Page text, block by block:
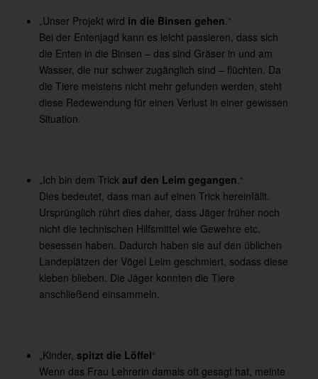
„Unser Projekt wird in die Binsen gehen.“
Bei der Entenjagd kann es leicht passieren, dass sich
die Enten in die Binsen – das sind Gräser in und am
Wasser, die nur schwer zugänglich sind – flüchten. Da
die Tiere meistens nicht mehr gefunden werden, steht
diese Redewendung für einen Verlust in einer gewissen
Situation.
„Ich bin dem Trick auf den Leim gegangen .“
Dies bedeutet, dass man auf einen Trick hereinfällt.
Ursprünglich rührt dies daher, dass Jäger früher noch
nicht die technischen Hilfsmittel wie Gewehre etc.
besessen haben. Dadurch haben sie auf den üblichen
Landeplätzen der Vögel Leim geschmiert, sodass diese
kleben blieben. Die Jäger konnten die Tiere
anschließend einsammeln.
„Kinder, spitzt die Löffel“
Wenn das Frau Lehrerin damals oft gesagt hat, meinte